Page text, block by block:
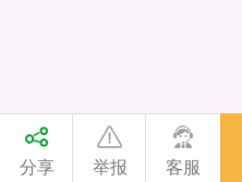
分享 举报 客服